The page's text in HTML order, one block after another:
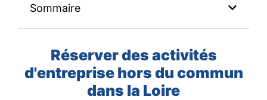
Sommaire
Réserver des activités
d'entreprise hors du commun
dans la Loire